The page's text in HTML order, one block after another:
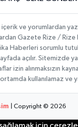
içerik ve yorumlardan
Gazete Rize /
Haberleri sorumlu
açılır. Sitemizde
izin alınmaksızın
kullanılamaz ve
| Copyright © 2026